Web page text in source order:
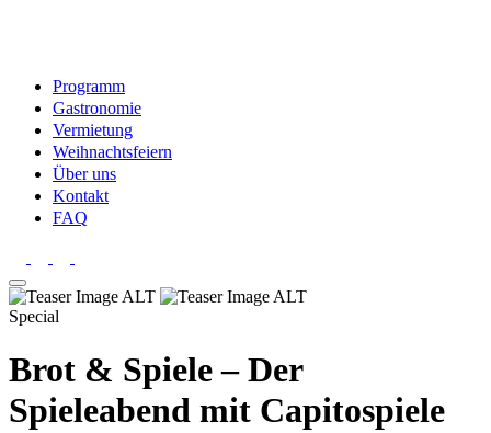
Programm
Gastronomie
Vermietung
Weihnachtsfeiern
Über uns
Kontakt
FAQ
Special
Brot & Spiele – Der
Spieleabend mit Capitospiele